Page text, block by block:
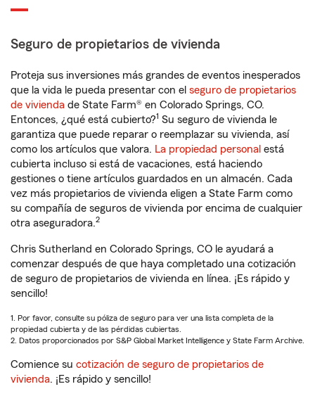
Seguro de propietarios de vivienda
Proteja sus inversiones más grandes de eventos inesperados
que la vida le pueda presentar con el seguro de propietarios
de vivienda de State Farm® en Colorado Springs, CO.
Entonces, ¿qué está cubierto?1 Su seguro de vivienda le
garantiza que puede reparar o reemplazar su vivienda, así
como los artículos que valora. La propiedad personal está
cubierta incluso si está de vacaciones, está haciendo
gestiones o tiene artículos guardados en un almacén. Cada
vez más propietarios de vivienda eligen a State Farm como
su compañía de seguros de vivienda por encima de cualquier
otra aseguradora.2
Chris Sutherland en Colorado Springs, CO le ayudará a
comenzar después de que haya completado una cotización
de seguro de propietarios de vivienda en línea. ¡Es rápido y
sencillo!
1. Por favor, consulte su póliza de seguro para ver una lista completa de la
propiedad cubierta y de las pérdidas cubiertas.
2. Datos proporcionados por S&P Global Market Intelligence y State Farm Archive.
Comience su cotización de seguro de propietarios de
vivienda. ¡Es rápido y sencillo!